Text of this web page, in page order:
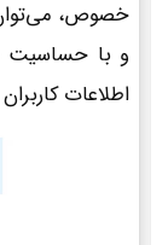
خصوص،
و با حساسیت
اطلاعات